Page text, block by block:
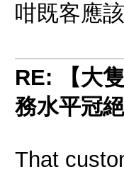
咁既客應
RE: 【大
務水平冠
That